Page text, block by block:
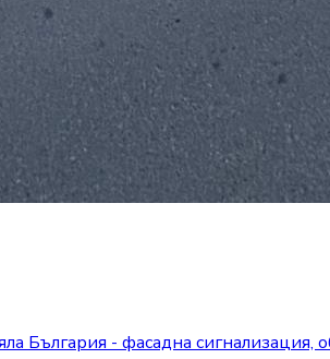
България - фасадна